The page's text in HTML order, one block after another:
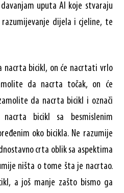
uputa AI koje stvaraju
dijela i cjeline, te
bicikl, on će nacrtati vrlo
da nacrta točak, on će
da nacrta bicikl i označi
bicikl sa besmislenim
oko bicikla. Ne razumije
crta oblik sa aspektima
ništa o tome šta je nacrtao.
a još manje zašto bismo ga